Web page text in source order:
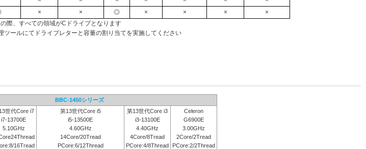
× × ◎ × × ×
×
際、すべての領域がCドライブとなります
ールにてドライブレターと容量の割り当てを実施してください
BBC-1450シリーズ
世代Core i7
i7-13700E
5.10GHz
16Tread
第13世代Core i5
i5-13500E
4.60GHz
14Core/20Tread
PCore:6/12Thread
第13世代Core i3
i3-13100E
4.40GHz
4Core/8Tread
PCore:4/8Thread
Celeron
G6900E
3.00GHz
2Core/2Tread
PCore:2/2Thread